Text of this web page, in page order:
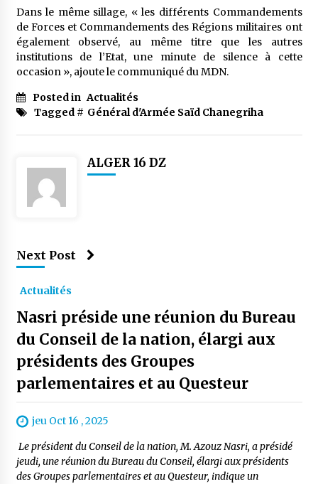
Université Alger 3 : Lancement d’un master à
cursus intégré à la licence en communication
en langue amazighe
4 semaines ago
Dans le même sillage, « les différents Commandements
de Forces et Commandements des Régions militaires ont
également observé, au même titre que les autres
institutions de l’Etat, une minute de silence à cette
occasion », ajoute le communiqué du MDN.
Posted in Actualités
Tagged # Général d'Armée Saïd Chanegriha
ALGER 16 DZ
Next Post
Actualités
Nasri préside une réunion du Bureau
du Conseil de la nation, élargi aux
présidents des Groupes
parlementaires et au Questeur
jeu Oct 16 , 2025
Le président du Conseil de la nation, M. Azouz Nasri, a présidé
jeudi, une réunion du Bureau du Conseil, élargi aux présidents
des Groupes parlementaires et au Questeur, indique un